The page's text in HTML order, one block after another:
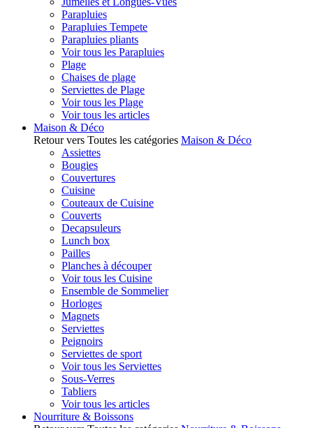
Parapluies
Parapluies Tempete
Parapluies pliants
Voir tous les Parapluies
Plage
Chaises de plage
Serviettes de Plage
Voir tous les Plage
Voir tous les articles
Maison & Déco
Retour vers Toutes les catégories Maison & Déco
Assiettes
Bougies
Couvertures
Cuisine
Couteaux de Cuisine
Couverts
Decapsuleurs
Lunch box
Pailles
Planches à découper
Voir tous les Cuisine
Ensemble de Sommelier
Horloges
Magnets
Serviettes
Peignoirs
Serviettes de sport
Voir tous les Serviettes
Sous-Verres
Tabliers
Voir tous les articles
Nourriture & Boissons